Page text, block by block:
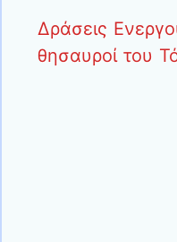
Δράσεις
θησαυροί του